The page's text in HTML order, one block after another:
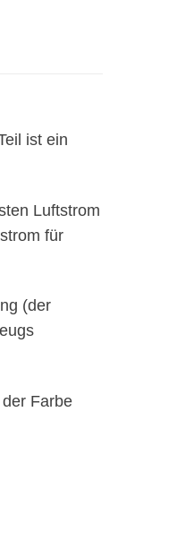
ist ein
Luftstrom
für
(der
Farbe